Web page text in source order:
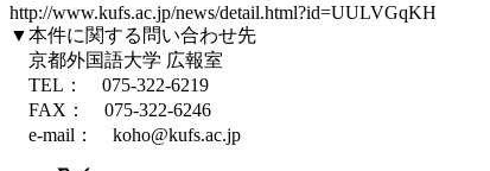
http://www.kufs.ac.jp/news/detail.html?id=UULVGqKH
▼本件に関する問い合わせ先
京都外国語大学 広報室
TEL： 075-322-6219
FAX： 075-322-6246
e-mail： koho@kufs.ac.jp